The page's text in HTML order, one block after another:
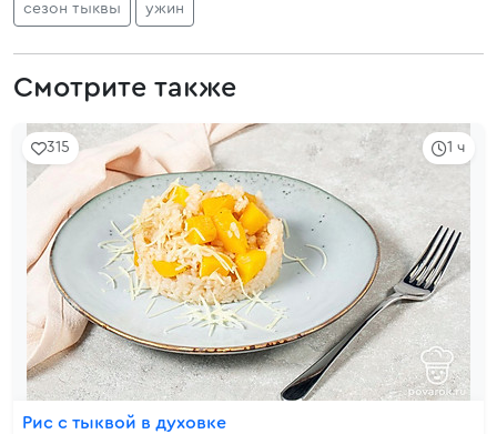
сезон тыквы ужин
Смотрите также
1 ч
315
Рис с тыквой в духовке